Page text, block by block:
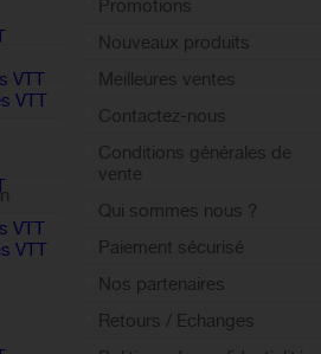
VTT
VTT
VTT
VTT
Promotions
Nouveaux produits
Meilleures ventes
Contactez-nous
Conditions générales de
vente
Qui sommes nous ?
Paiement sécurisé
Nos partenaires
Retours / Echanges